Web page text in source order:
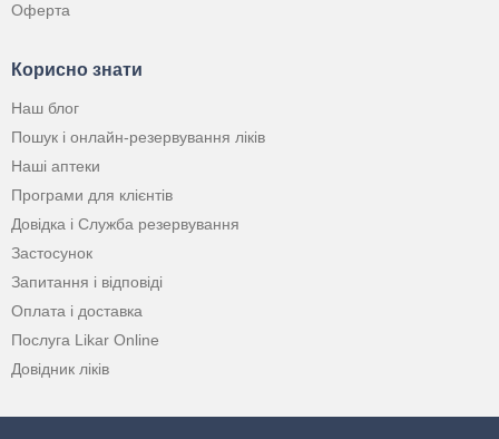
Оферта
Корисно знати
Наш блог
Пошук і онлайн-резервування ліків
Наші аптеки
Програми для клієнтів
Довідка і Служба резервування
Застосунок
Запитання і відповіді
Оплата і доставка
Послуга Likar Online
Довідник ліків